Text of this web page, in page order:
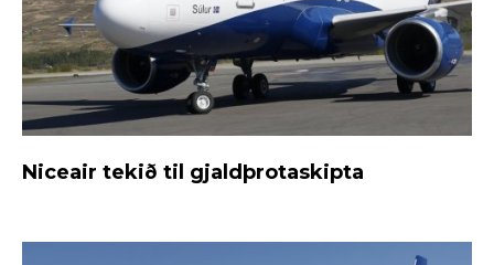
Niceair tekið til gjaldþrotaskipta